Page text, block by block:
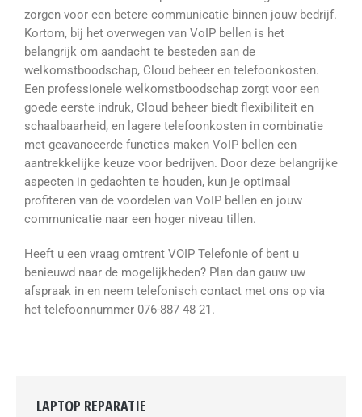
zorgen voor een betere communicatie binnen jouw bedrijf.
Kortom, bij het overwegen van VoIP bellen is het
belangrijk om aandacht te besteden aan de
welkomstboodschap, Cloud beheer en telefoonkosten.
Een professionele welkomstboodschap zorgt voor een
goede eerste indruk, Cloud beheer biedt flexibiliteit en
schaalbaarheid, en lagere telefoonkosten in combinatie
met geavanceerde functies maken VoIP bellen een
aantrekkelijke keuze voor bedrijven. Door deze belangrijke
aspecten in gedachten te houden, kun je optimaal
profiteren van de voordelen van VoIP bellen en jouw
communicatie naar een hoger niveau tillen.
Heeft u een vraag omtrent VOIP Telefonie of bent u
benieuwd naar de mogelijkheden? Plan dan gauw uw
afspraak in en neem telefonisch contact met ons op via
het telefoonnummer 076-887 48 21.
LAPTOP REPARATIE